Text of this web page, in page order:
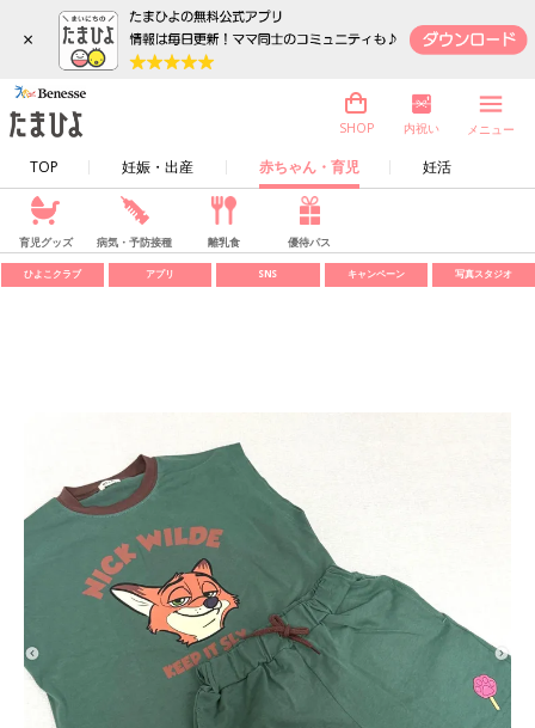
×
TOP 妊娠・出産 赤ちゃん・育児 妊活
SHOP 内祝い メニュー
育児グッズ 病気・予防接種 離乳食 優待パス
ひよこクラブ アプリ SNS キャンペーン 写真スタジオ